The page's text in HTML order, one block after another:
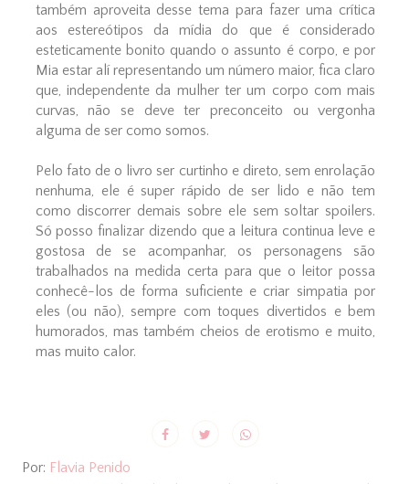
também aproveita desse tema para fazer uma crítica
aos estereótipos da mídia do que é considerado
esteticamente bonito quando o assunto é corpo, e por
Mia estar alí representando um número maior, fica claro
que, independente da mulher ter um corpo com mais
curvas, não se deve ter preconceito ou vergonha
alguma de ser como somos.
Pelo fato de o livro ser curtinho e direto, sem enrolação
nenhuma, ele é super rápido de ser lido e não tem
como discorrer demais sobre ele sem soltar spoilers.
Só posso finalizar dizendo que a leitura continua leve e
gostosa de se acompanhar, os personagens são
trabalhados na medida certa para que o leitor possa
conhecê-los de forma suficiente e criar simpatia por
eles (ou não), sempre com toques divertidos e bem
humorados, mas também cheios de erotismo e muito,
mas muito calor.
Por: Flavia Penido